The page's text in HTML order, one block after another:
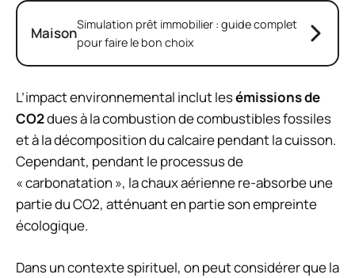
MaisonSimulation prêt immobilier : guide complet
pour faire le bon choix
L’impact environnemental inclut lesémissions de
CO2dues à la combustion de combustibles fossiles
et à la décomposition du calcaire pendant la cuisson.
Cependant, pendant le processus de
« carbonatation », la chaux aérienne re-absorbe une
partie du CO2, atténuant en partie son empreinte
écologique.
Dans un contexte spirituel, on peut considérer que la